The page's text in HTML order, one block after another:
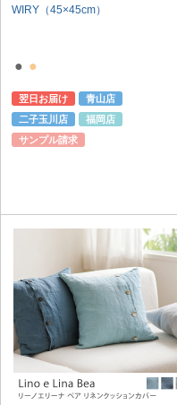
WIRY（45×45cm）
● ●
翌日お届け
青山店
二子玉川店
福岡店
サンプル請求